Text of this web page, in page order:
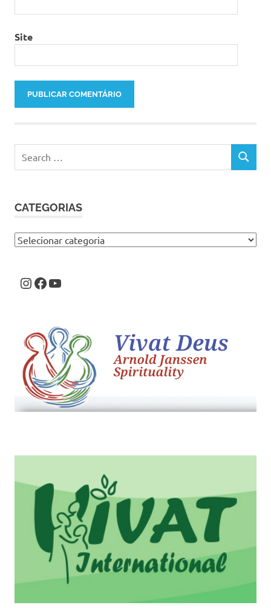
Site
SEARCH
CATEGORIAS
Categorias
Instagram
Facebook
Youtube